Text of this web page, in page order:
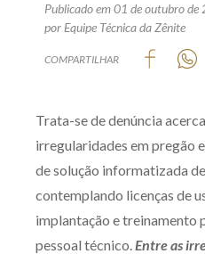
Política de
Guia de Direitos dos
Produtos
Zênite
Orientação
Publicado em 01 de outubro de
por Equipe Técnica da Zênite
COMPARTILHAR
Trata-se de denúncia
irregularidades em pregão
de solução informatizada
contemplando licenças de
implantação e treinamento
pessoal técnico.Entre as